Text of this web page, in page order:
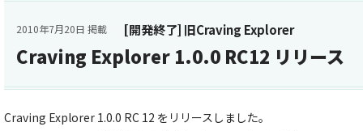
[開発終了] 旧Craving Explorer
2010年7月20日 掲載
Craving Explorer 1.0.0 RC12 リリース
Craving Explorer 1.0.0 RC 12 をリリースしました。